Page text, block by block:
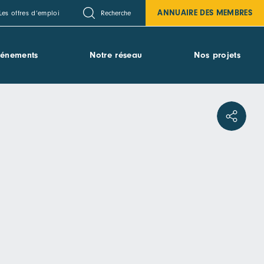
Les offres d’emploi Recherche ANNUAIRE DES MEMBRES
Notre réseau Nos projets